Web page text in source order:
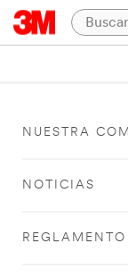
NUESTRA
NOTICIAS
REGLAMENTO